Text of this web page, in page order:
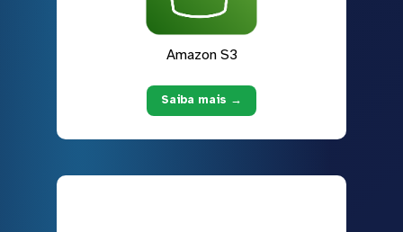
Amazon S3
Saiba mais →